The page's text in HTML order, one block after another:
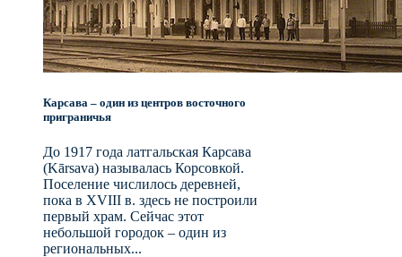
Карсава – один из центров восточного
приграничья
До 1917 года латгальская Карсава
(Kārsava) называлась Корсовкой.
Поселение числилось деревней,
пока в XVIII в. здесь не построили
первый храм. Сейчас этот
небольшой городок – один из
региональных...